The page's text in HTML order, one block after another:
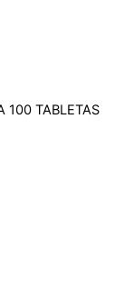
100 TABLETAS